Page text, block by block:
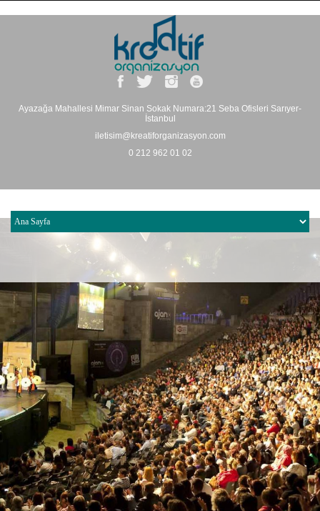
Ayazağa Mahallesi Mimar Sinan Sokak Numara:21 Seba Ofisleri Sarıyer-
İstanbul
iletisim@kreatiforganizasyon.com
0 212 962 01 02